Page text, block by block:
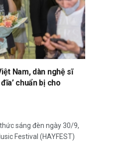
Nam, dàn nghệ sĩ
chuẩn bị cho
sáng đèn ngày 30/9,
Festival (HAYFEST)